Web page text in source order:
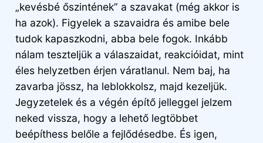
„kevésbé őszintének” a szavakat (még akkor is
ha azok). Figyelek a szavaidra és amibe bele
tudok kapaszkodni, abba bele fogok. Inkább
nálam teszteljük a válaszaidat, reakcióidat, mint
éles helyzetben érjen váratlanul. Nem baj, ha
zavarba jössz, ha leblokkolsz, majd kezeljük.
Jegyzetelek és a végén építő jelleggel jelzem
neked vissza, hogy a lehető legtöbbet
beépíthess belőle a fejlődésedbe. És igen,